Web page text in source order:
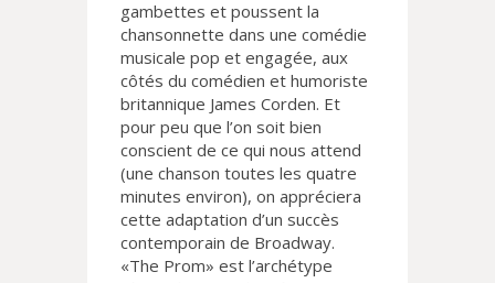
gambettes et poussent la
chansonnette dans une comédie
musicale pop et engagée, aux
côtés du comédien et humoriste
britannique James Corden. Et
pour peu que l’on soit bien
conscient de ce qui nous attend
(une chanson toutes les quatre
minutes environ), on appréciera
cette adaptation d’un succès
contemporain de Broadway.
«The Prom» est l’archétype